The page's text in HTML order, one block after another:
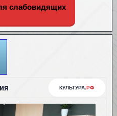
слабовидящих